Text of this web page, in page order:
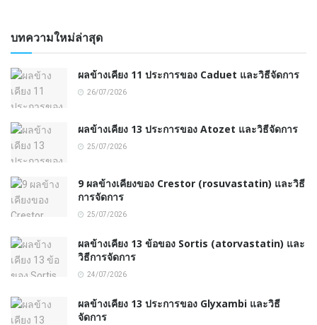
บทความใหม่ล่าสุด
ผลข้างเคียง 11 ประการของ Caduet และวิธีจัดการ
26/07/2026
ผลข้างเคียง 13 ประการของ Atozet และวิธีจัดการ
25/07/2026
9 ผลข้างเคียงของ Crestor (rosuvastatin) และวิธี
การจัดการ
25/07/2026
ผลข้างเคียง 13 ข้อของ Sortis (atorvastatin) และ
วิธีการจัดการ
24/07/2026
ผลข้างเคียง 13 ประการของ Glyxambi และวิธี
จัดการ